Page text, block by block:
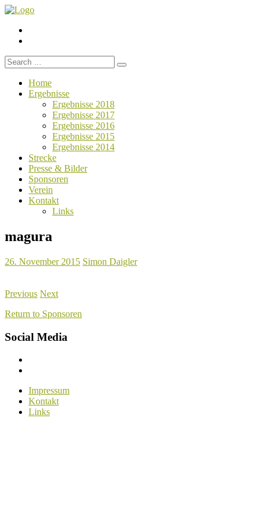
Search
for:
Home
Ergebnisse
Ergebnisse 2018
Ergebnisse 2017
Ergebnisse 2016
Ergebnisse 2015
Ergebnisse 2014
Strecke
Presse & Bilder
Sponsoren
Verein
Kontakt
Links
magura
26. November 2015 Simon Daigler
Previous Next
Return to Sponsoren
Social Media
Impressum
Kontakt
Links